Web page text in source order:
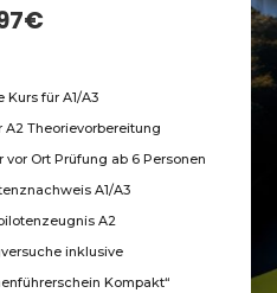
Kurs für A1/A3
A2 Theorievorbereitung
Ort Prüfung ab 6 Personen
A1/A3
A2
inklusive
Kompakt“